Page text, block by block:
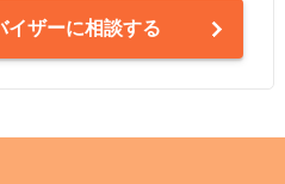
イザーに相談する